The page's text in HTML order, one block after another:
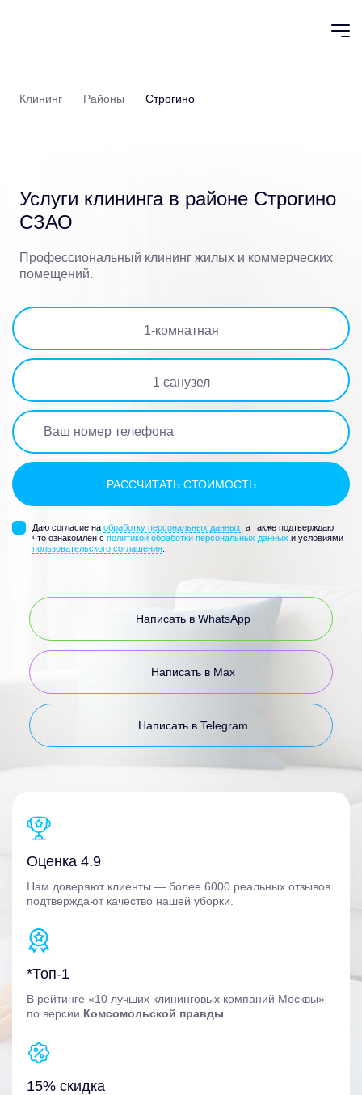
Клининг Районы Строгино
Услуги клининга в районе Строгино
СЗАО
Профессиональный клининг жилых и коммерческих
помещений.
1-комнатная
1 санузел
Даю согласие на обработку персональных данных , а также подтверждаю,
что ознакомлен с политикой обработки персональных данных и условиями
пользовательского соглашения
Написать в WhatsApp
Написать в Max
Написать в Telegram
Оценка 4.9
Нам доверяют клиенты — более 6000 реальных отзывов
подтверждают качество нашей уборки.
*Топ-1
В рейтинге «10 лучших клининговых компаний Москвы»
по версии Комсомольской правды
15% скидка